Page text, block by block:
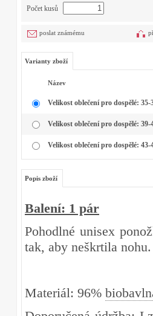
Počet kusů
poslat známému
Varianty zboží
Název
Velikost oblečení pro dospělé: 35-
Velikost oblečení pro dospělé: 39-
Velikost oblečení pro dospělé: 43-
Popis zboží
Balení: 1 pár
Pohodlné unisex
tak, aby neškrtila nohu.
Materiál: 96%